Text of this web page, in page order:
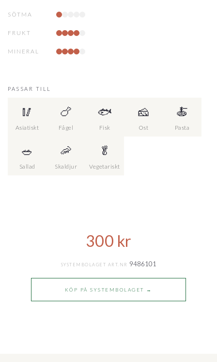
SÖTMA
FRUKT
MINERAL
PASSAR TILL
🥢
Asiatiskt
🍗
Fågel
🐟
Fisk
🧀
Ost
🍝
Pasta
🥗
Sallad
🦐
Skaldjur
🥬
Vegetariskt
300 kr
SYSTEMBOLAGET ART.NR 9486101
KÖP PÅ SYSTEMBOLAGET →